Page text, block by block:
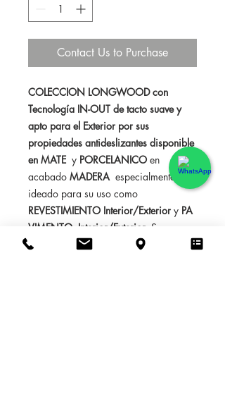
Contact Us to Purchase
COLECCION LONGWOOD con
Tecnología IN-OUT de tacto suave y
apto para el Exterior por sus
propiedades antideslizantes disponible
en MATE y PORCELANICO en
acabado MADERAespecialmente
ideado para su uso como
REVESTIMIENTO Interior/Exterior y PA
VIMENTO Interior/Exterior . Su
elevada resistencia a la carga de